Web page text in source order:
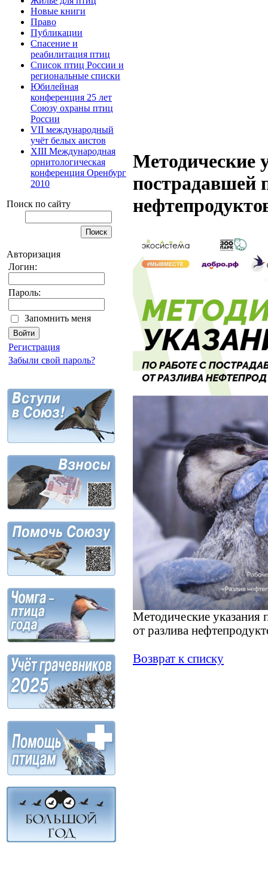
Новые книги
Право
Публикации
Спасение и
реабилитация птиц
Список птиц России и
региональные списки
Юбилейная
конференция 25 лет
Союзу охраны птиц
России
VII международный
учёт белых аистов
XIII Международная
орнитологическая
конференция Оренбург
2010
Поиск по сайту
Авторизация
Логин:
Пароль:
Запомнить меня
Регистрация
Забыли свой пароль?
Методические
пострадавшей
Методические указания
от разлива
Возврат к списку